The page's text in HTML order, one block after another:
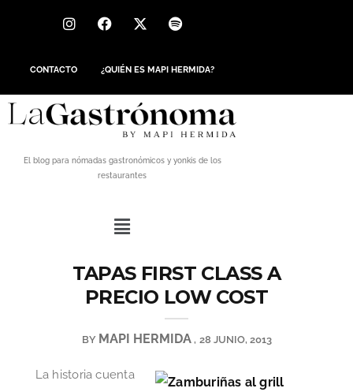
CONTACTO ¿QUIÉN ES MAPI HERMIDA?
El blog para nómadas gastronómicos y yonkis de los
restaurantes
TAPAS FIRST CLASS A
PRECIO LOW COST
BY MAPI HERMIDA 28 JUNIO, 2013
La historia cuenta